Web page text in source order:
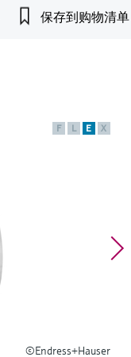
保存到购物清单
F L E X
©Endress+Hauser